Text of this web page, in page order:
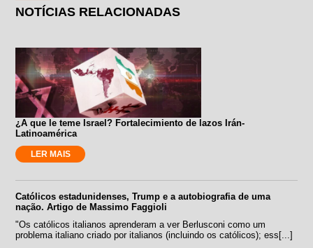
NOTÍCIAS RELACIONADAS
¿A que le teme Israel? Fortalecimiento de lazos Irán-
Latinoamérica
LER MAIS
Católicos estadunidenses, Trump e a autobiografia de uma
nação. Artigo de Massimo Faggioli
"Os católicos italianos aprenderam a ver Berlusconi como um
problema italiano criado por italianos (incluindo os católicos); ess[...]